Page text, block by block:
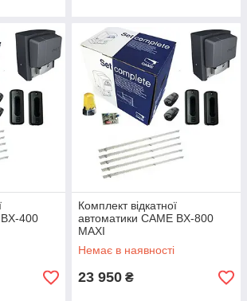
400
Комплект відкатної
автоматики CAME BX-800
MAXI
Немає в наявності
23 950 ₴